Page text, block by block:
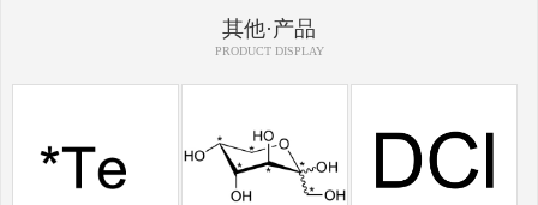
其他·产品
PRODUCT DISPLAY